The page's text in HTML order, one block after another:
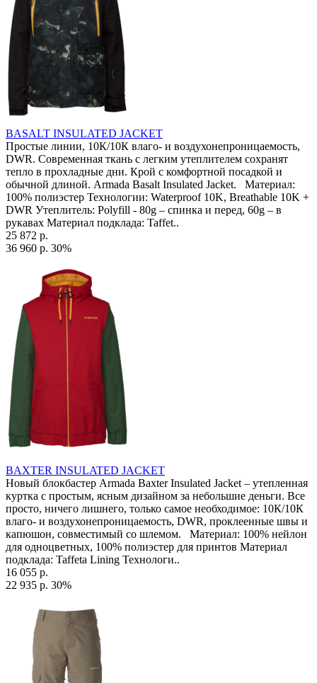
BASALT INSULATED JACKET
Простые линии, 10К/10К влаго- и воздухонепроницаемость,
DWR. Современная ткань с легким утеплителем сохранят
тепло в прохладные дни. Крой с комфортной посадкой и
обычной длиной. Armada Basalt Insulated Jacket. Материал:
100% полиэстер Технологии: Waterproof 10K, Breathable 10K +
DWR Утеплитель: Polyfill - 80g – спинка и перед, 60g – в
рукавах Материал подклада: Taffet..
25 872 р.
36 960 р. 30%
BAXTER INSULATED JACKET
Новый блокбастер Armada Baxter Insulated Jacket – утепленная
куртка с простым, ясным дизайном за небольшие деньги. Все
просто, ничего лишнего, только самое необходимое: 10К/10К
влаго- и воздухонепроницаемость, DWR, проклеенные швы и
капюшон, совместимый со шлемом. Материал: 100% нейлон
для одноцветных, 100% полиэстер для принтов Материал
подклада: Taffeta Lining Технологи..
16 055 р.
22 935 р. 30%